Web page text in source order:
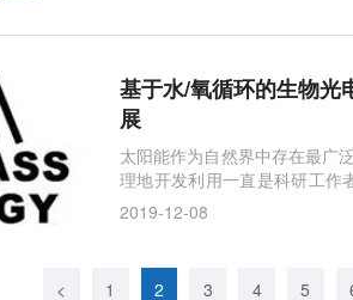
基于水/氧循环的生物光
展
太阳能作为自然界中存在最广
理地开发利用一直是科研工作
用主要集中在太阳能电力系
2019-12-08
< 1 2 3 4 5